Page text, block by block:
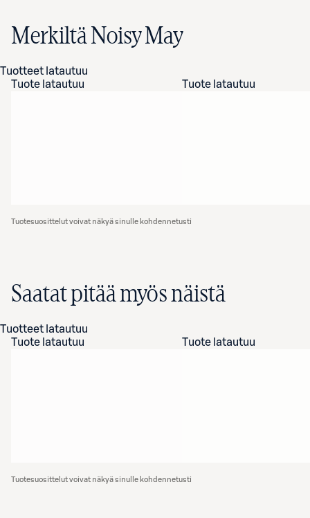
Merkiltä Noisy May
Tuotteet latautuu
Tuote latautuu
Tuote latautuu
Tuotesuosittelut voivat näkyä sinulle kohdennetusti
Saatat pitää myös näistä
Tuotteet latautuu
Tuote latautuu
Tuote latautuu
Tuotesuosittelut voivat näkyä sinulle kohdennetusti